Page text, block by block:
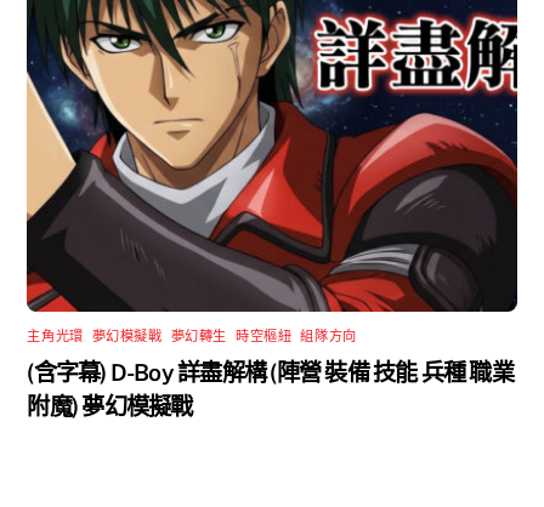
主角光環 夢幻模擬戰 夢幻轉生 時空樞紐 ,組隊方向
(含字幕) D-Boy 詳盡解構 (陣營 裝備 技能 兵種 職業
附魔) 夢幻模擬戰